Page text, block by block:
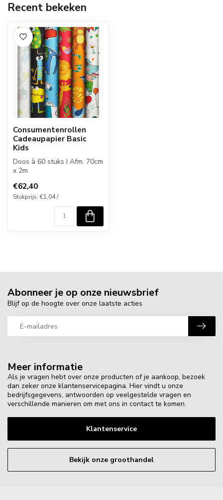
Recent bekeken
Consumentenrollen
Cadeaupapier Basic
Kids
Doos à 60 stuks I Afm. 70cm
x 2m
€62,40
Stukprijs: €1,04 /
Meer informatie
Als je vragen hebt over onze producten of je aankoop, bezoek
dan zeker onze klantenservicepagina. Hier vindt u onze
bedrijfsgegevens, antwoorden op veelgestelde vragen en
verschillende manieren om met ons in contact te komen.
Klantenservice
Bekijk onze groothandel
Abonneer je op onze nieuwsbrief
Blijf op de hoogte over onze laatste acties